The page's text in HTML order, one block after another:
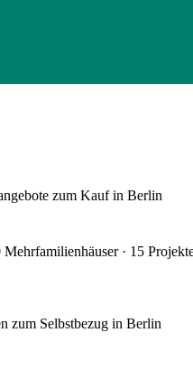
zum Kauf in Berlin
Mehrfamilienhäuser · 15
zum Selbstbezug in Berlin